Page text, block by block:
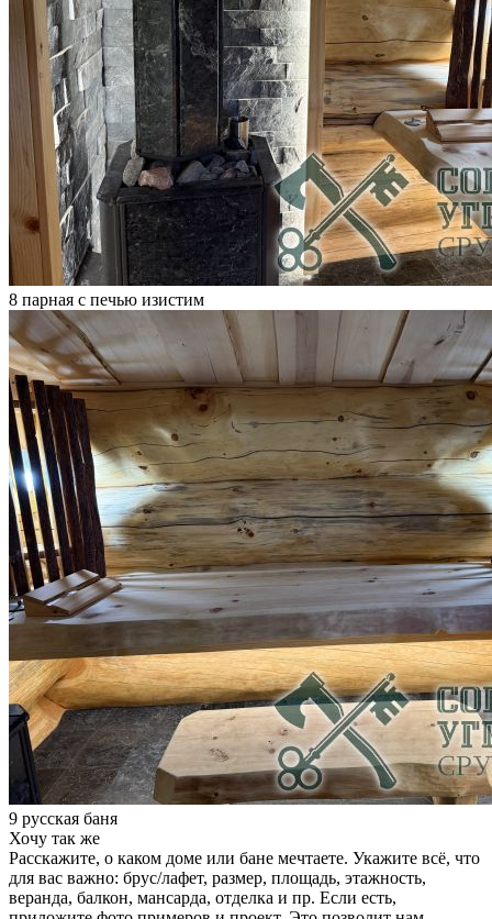
8 парная с печью изистим
9 русская баня
Хочу так же
Расскажите, о каком доме или бане мечтаете. Укажите всё, что
для вас важно: брус/лафет, размер, площадь, этажность,
веранда, балкон, мансарда, отделка и пр. Если есть,